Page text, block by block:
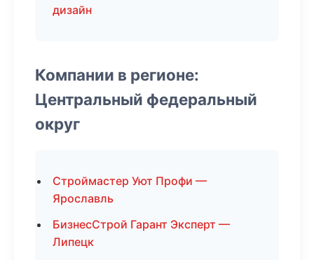
дизайн
Компании в регионе:
Центральный федеральный
округ
Строймастер Уют Профи —
Ярославль
БизнесСтрой Гарант Эксперт —
Липецк